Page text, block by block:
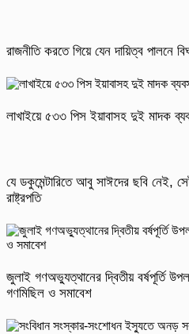
রাজনীতি করতে গিয়ে যেন দায়িত্ব পালনে
লাখাইয়ে ৫৩৩ পিস ইয়াবাসহ দুই মাদক
যে ডকুমেন্টারিতে আবু সাঈদের ছবি নেই,
রাষ্ট্রপতি
জুলাই গণঅভ্যুত্থানের দ্বিতীয় বর্ষপূর্তি
গণমিছিল ও সমাবেশ